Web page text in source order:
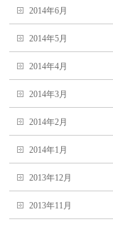
2014年6月
2014年5月
2014年4月
2014年3月
2014年2月
2014年1月
2013年12月
2013年11月